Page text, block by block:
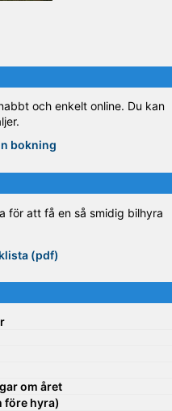
och enkelt online. Du kan
bokning
för att få en så smidig bilhyra
(pdf)
om året
före hyra)